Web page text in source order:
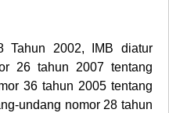
Tahun 2002, IMB diatur
26 tahun 2007 tentang
36 tahun 2005 tentang
undang nomor 28 tahun